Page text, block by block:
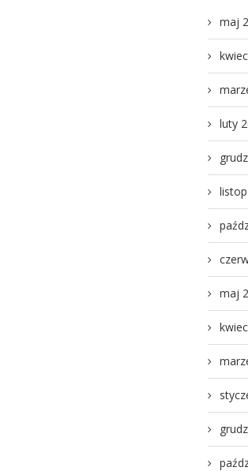
maj
luty
maj